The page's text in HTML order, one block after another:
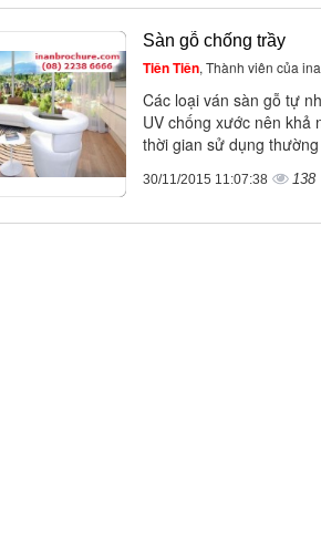
Sàn gỗ chống trầy
Tiên Tiên, Thành viên của
Các loại ván sàn gỗ tự
UV chống xước nên khả
thời gian sử dụng
30/11/2015 11:07:38 138